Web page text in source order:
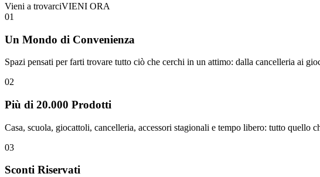
Vieni a trovarciVIENI ORA
01
Un Mondo di Convenienza
Spazi pensati per farti trovare tutto ciò che cerchi in un attimo: dalla cancelleria ai
02
Più di 20.000 Prodotti
Casa, scuola, giocattoli, cancelleria, accessori stagionali e tempo libero: tutto quello
03
Sconti Riservati